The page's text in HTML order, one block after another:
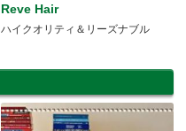
Reve Hair
ハイクオリティ＆リーズナブル